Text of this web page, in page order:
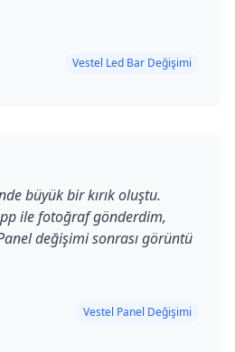
Vestel Led Bar Değişimi
büyük bir kırık oluştu.
ile fotoğraf gönderdim,
değişimi sonrası görüntü
Vestel Panel Değişimi